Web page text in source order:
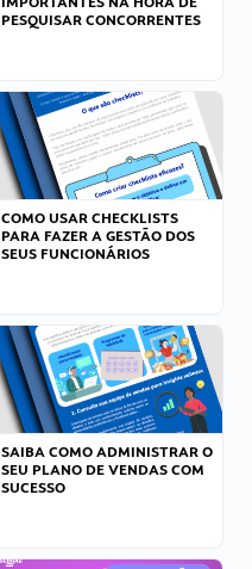
PESQUISAR CONCORRENTES
COMO USAR CHECKLISTS
PARA FAZER A GESTÃO DOS
SEUS FUNCIONÁRIOS
SAIBA COMO ADMINISTRAR O
SEU PLANO DE VENDAS COM
SUCESSO